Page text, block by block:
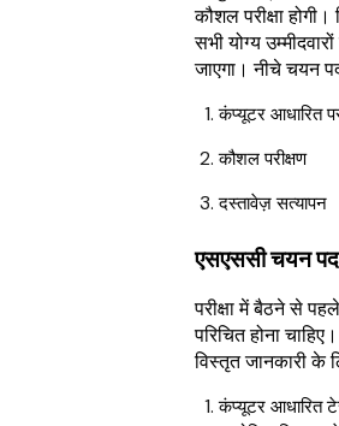
कौशल परीक्षा
सभी योग्य
जाएगा। नीचे चयन
कंप्यूटर आधारित
कौशल परीक्षण
दस्तावेज़ सत्यापन
एसएससी चयन पद
परीक्षा में बैठने से
परिचित होना
विस्तृत जानकारी के
कंप्यूटर आधारित